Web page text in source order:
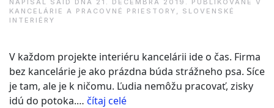
NAPÍSAL SAID DŇA 21. DECEMBRA 2019 . PUBLIKOVANÉ V
KANCELÁRIE A PRACOVNÉ PRIESTORY , SLOVENSKÉ
INTERIÉRY
V každom projekte interiéru kancelárii ide o čas. Firma
bez kancelárie je ako prázdna búda strážneho psa. Síce
je tam, ale je k ničomu. Ľudia nemôžu pracovať, zisky
idú do potoka.… čítaj celé“Ján